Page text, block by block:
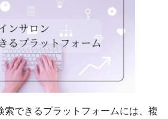
索できるプラットフォームには、複